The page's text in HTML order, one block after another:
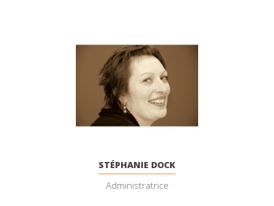
STÉPHANIE DOCK
Administratrice